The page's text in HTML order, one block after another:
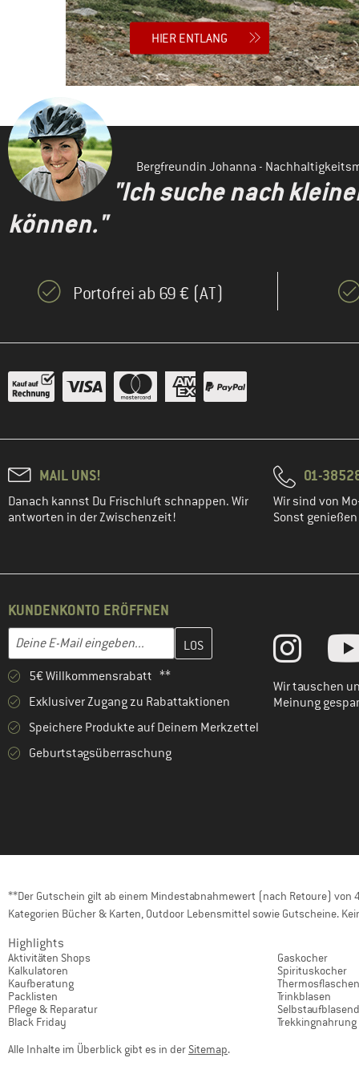
HIER ENTLANG
Bergfreundin Johanna -
"Ich suche nach
können."
Portofrei ab 69 € (AT)
MAIL UNS!
Danach kannst Du Frischluft schnappen. Wir
antworten in der Zwischenzeit!
01-
Wir sind von
Sonst
KUNDENKONTO ERÖFFNEN
E-Mail-Adresse
Gib hier deine E-Mail-Adresse ein und erstelle im nächsten
5€ Willkommensrabatt **
Exklusiver Zugang zu Rabattaktionen
Speichere Produkte auf Deinem Merkzettel
Geburtstagsüberraschung
Wir tauschen
Meinung
**Der Gutschein gilt ab einem Mindestabnahmewert (nach Retoure)
Kategorien Bücher & Karten, Outdoor Lebensmittel sowie Gutscheine.
Highlights
Aktivitäten Shops
Kalkulatoren
Kaufberatung
Packlisten
Pflege & Reparatur
Black Friday
Gaskocher
Spirituskocher
Thermosflaschen
Trinkblasen
Trekkingnahrung
Alle Inhalte im Überblick gibt es in der Sitemap.